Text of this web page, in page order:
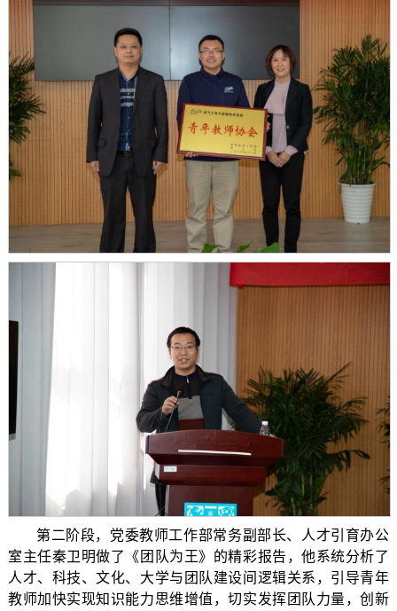
第二阶段，党委教师工作部常务副部长、人才引育办公
室主任秦卫明做了《团队为王》的精彩报告，他系统分析了
人才、科技、文化、大学与团队建设间逻辑关系，引导青年
教师加快实现知识能力思维增值，切实发挥团队力量，创新